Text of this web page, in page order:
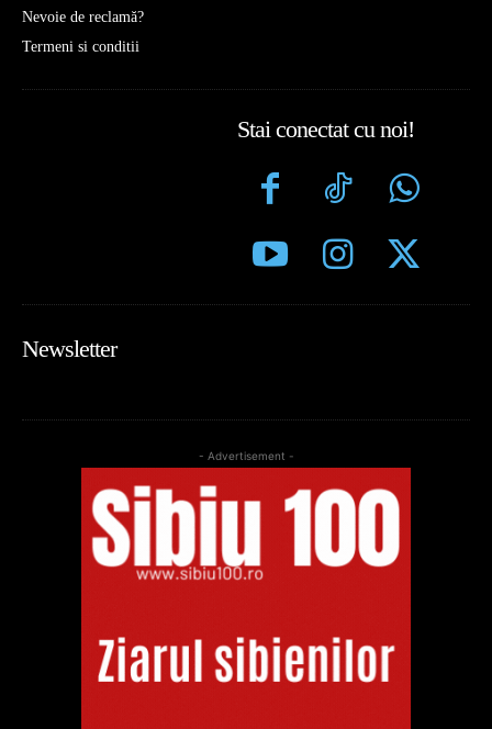
Nevoie de reclamă?
Termeni si conditii
Stai conectat cu noi!
Newsletter
- Advertisement -